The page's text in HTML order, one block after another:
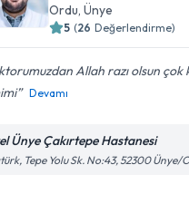
Ordu ,Ünye
5 (26 Değerlendirme)
Allah razı olsun çok
Devamı
Ünye Çakırtepe Hastanesi
Tepe Yolu Sk. No:43, 52300 Ünye/